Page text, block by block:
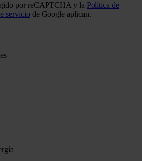
por reCAPTCHA y la Política de
servicio de Google aplican.